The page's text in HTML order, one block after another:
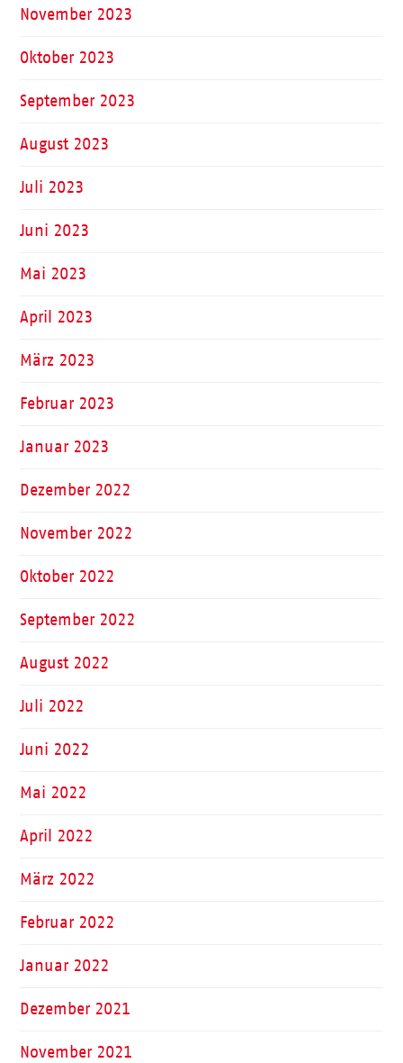
November 2023
Oktober 2023
September 2023
August 2023
Juli 2023
Juni 2023
Mai 2023
April 2023
März 2023
Februar 2023
Januar 2023
Dezember 2022
November 2022
Oktober 2022
September 2022
August 2022
Juli 2022
Juni 2022
Mai 2022
April 2022
März 2022
Februar 2022
Januar 2022
Dezember 2021
November 2021